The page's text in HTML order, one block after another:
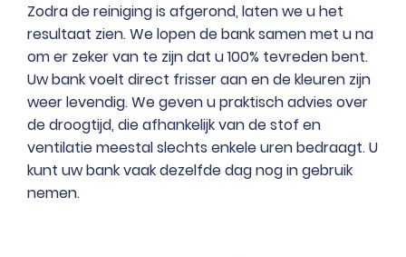
Zodra de reiniging is afgerond, laten we u het
resultaat zien. We lopen de bank samen met u na
om er zeker van te zijn dat u 100% tevreden bent.
Uw bank voelt direct frisser aan en de kleuren zijn
weer levendig. We geven u praktisch advies over
de droogtijd, die afhankelijk van de stof en
ventilatie meestal slechts enkele uren bedraagt. U
kunt uw bank vaak dezelfde dag nog in gebruik
nemen.